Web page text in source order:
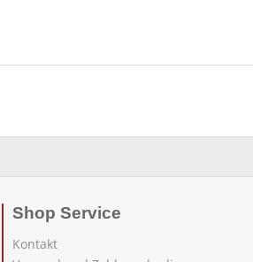
Shop Service
Kontakt